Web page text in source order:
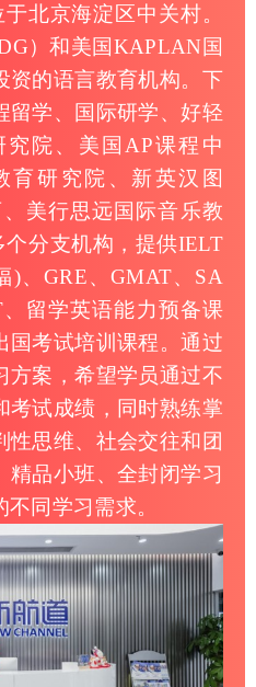
北京海淀区中关村。
）和美国KAPLAN国
资的语言教育机构。下
留学、国际研学、好轻
院、美国AP课程中
育研究院、新英汉图
美行思远国际音乐教
分支机构，提供IELT
)、GRE、GMAT、SA
留学英语能力预备课
国考试培训课程。通过
方案，希望学员通过不
考试成绩，同时熟练掌
性思维、社会交往和团
精品小班、全封闭学习
同学习需求。